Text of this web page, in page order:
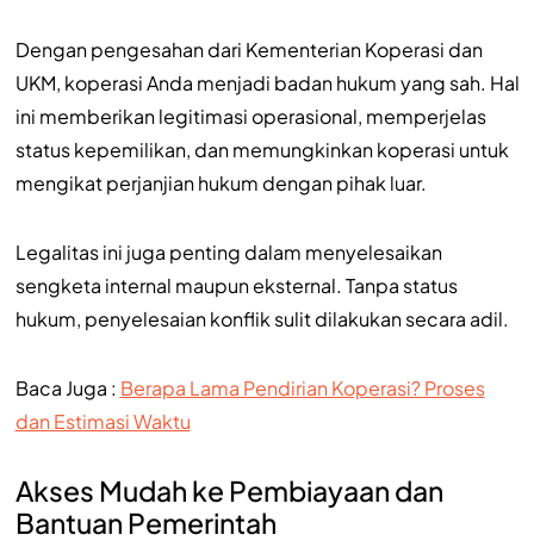
Dengan pengesahan dari Kementerian Koperasi dan
UKM, koperasi Anda menjadi badan hukum yang sah. Hal
ini memberikan legitimasi operasional, memperjelas
status kepemilikan, dan memungkinkan koperasi untuk
mengikat perjanjian hukum dengan pihak luar.
Legalitas ini juga penting dalam menyelesaikan
sengketa internal maupun eksternal. Tanpa status
hukum, penyelesaian konflik sulit dilakukan secara adil.
Baca Juga : Berapa Lama Pendirian Koperasi? Proses
dan Estimasi Waktu
Akses Mudah ke Pembiayaan dan
Bantuan Pemerintah